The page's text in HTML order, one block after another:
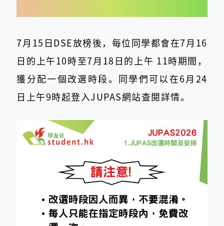
7月15日DSE放榜後，每位同學都會在7月16
日的上午10時至7月18日的上午 11時期間，
獲分配一個改選時段。同學們可以在6月24
日上午9時起登入JUPAS網站查閱詳情。